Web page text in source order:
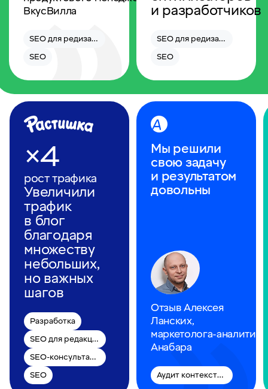
ВкусВилла
SEO для редизайна
SEO
и разработчиков
SEO для редизайна
SEO
×4
рост трафика
Увеличили
трафик
в блог
благодаря
множеству
небольших,
но важных
шагов
Разработка
SEO для редакции
SEO-консультации
SEO
Мы решили
свою задачу
и результатом
довольны
Отзыв Алексея
Ланских,
маркетолога‑аналитик
Анабара
Аудит контекстной рекламы